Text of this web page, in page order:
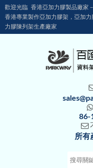
歡迎光臨 香港亞加力膠製品廠家
香港專業製作亞加力膠架，亞加
力膠陳列架生產廠家

86-

所有